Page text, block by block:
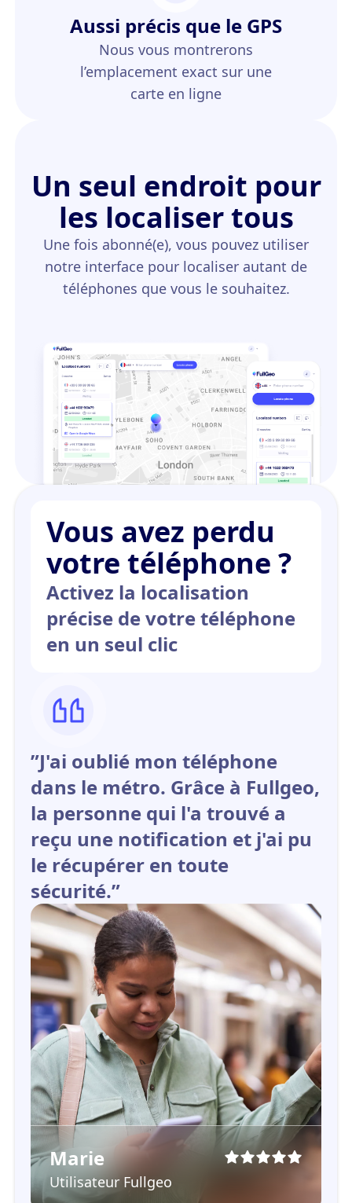
Aussi précis que le GPS
Nous vous montrerons
l’emplacement exact sur une
carte en ligne
Un seul endroit pour
les localiser tous
Une fois abonné(e), vous pouvez utiliser
notre interface pour localiser autant de
téléphones que vous le souhaitez.
Vous avez perdu
votre téléphone ?
Activez la localisation
précise de votre téléphone
en un seul clic
”J'ai oublié mon téléphone
dans le métro. Grâce à Fullgeo,
la personne qui l'a trouvé a
reçu une notification et j'ai pu
le récupérer en toute
sécurité.”
Marie
Utilisateur Fullgeo